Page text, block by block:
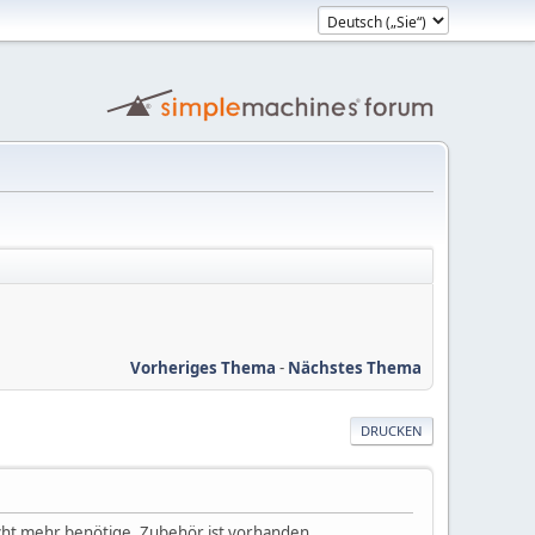
Vorheriges Thema - Nächstes Thema
DRUCKEN